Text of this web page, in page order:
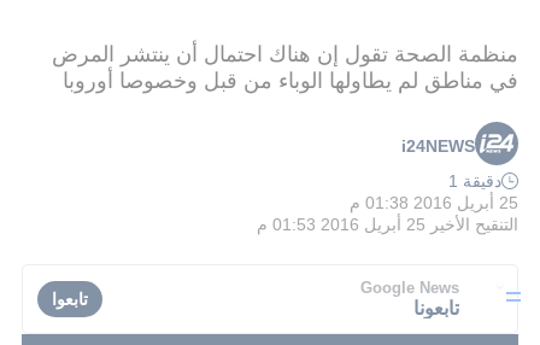
منظمة الصحة تقول إن هناك احتمال أن ينتشر المرض
في مناطق لم يطاولها الوباء من قبل وخصوصا أوروبا
i24NEWS
دقيقة 1
25 أبريل 2016 01:38 م
التنقيح الأخير 25 أبريل 2016 01:53 م
Google News
تابعونا تابعوا